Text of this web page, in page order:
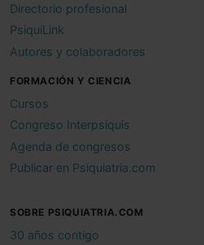
Directorio profesional
PsiquiLink
Autores y colaboradores
FORMACIÓN Y CIENCIA
Cursos
Congreso Interpsiquis
Agenda de congresos
Publicar en Psiquiatria.com
SOBRE PSIQUIATRIA.COM
30 años contigo